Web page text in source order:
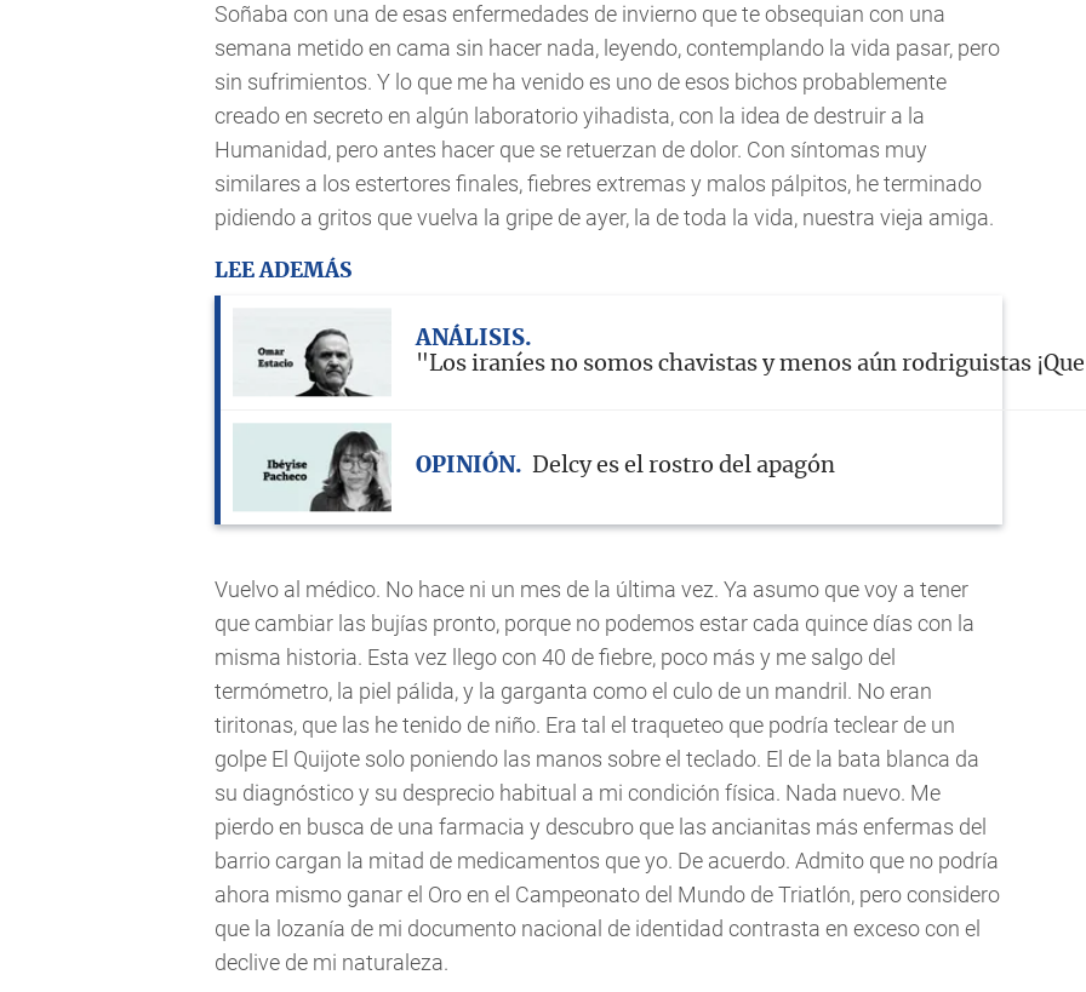
Soñaba con una de esas enfermedades de invierno que te obsequian con una
semana metido en cama sin hacer nada, leyendo, contemplando la vida pasar, pero
sin sufrimientos. Y lo que me ha venido es uno de esos bichos probablemente
creado en secreto en algún laboratorio yihadista, con la idea de destruir a la
Humanidad, pero antes hacer que se retuerzan de dolor. Con síntomas muy
similares a los estertores finales, fiebres extremas y malos pálpitos, he terminado
pidiendo a gritos que vuelva la gripe de ayer, la de toda la vida, nuestra vieja amiga.
LEE ADEMÁS
ANÁLISIS
"Los iraníes no somos chavistas y menos aún rodriguistas
OPINIÓN Delcy es el rostro del apagón
Vuelvo al médico. No hace ni un mes de la última vez. Ya asumo que voy a tener
que cambiar las bujías pronto, porque no podemos estar cada quince días con la
misma historia. Esta vez llego con 40 de fiebre, poco más y me salgo del
termómetro, la piel pálida, y la garganta como el culo de un mandril. No eran
tiritonas, que las he tenido de niño. Era tal el traqueteo que podría teclear de un
golpe El Quijote solo poniendo las manos sobre el teclado. El de la bata blanca da
su diagnóstico y su desprecio habitual a mi condición física. Nada nuevo. Me
pierdo en busca de una farmacia y descubro que las ancianitas más enfermas del
barrio cargan la mitad de medicamentos que yo. De acuerdo. Admito que no podría
ahora mismo ganar el Oro en el Campeonato del Mundo de Triatlón, pero considero
que la lozanía de mi documento nacional de identidad contrasta en exceso con el
declive de mi naturaleza.